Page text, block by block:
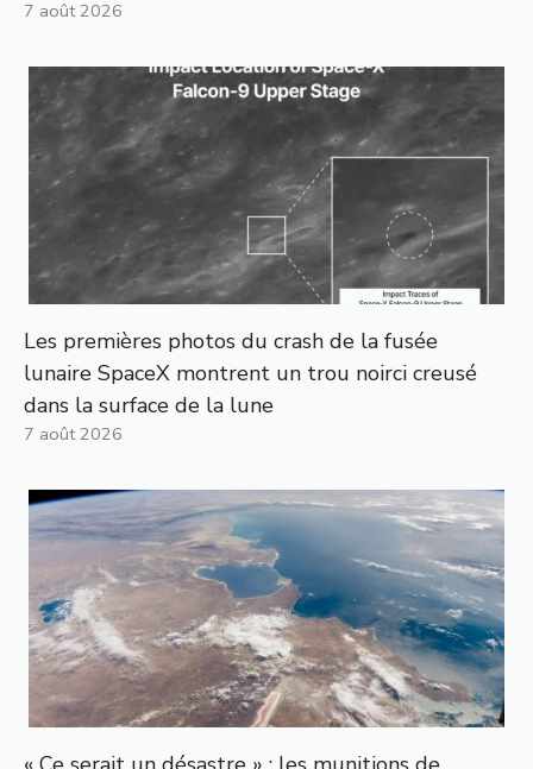
7 août 2026
Les premières photos du crash de la fusée
lunaire SpaceX montrent un trou noirci creusé
dans la surface de la lune
7 août 2026